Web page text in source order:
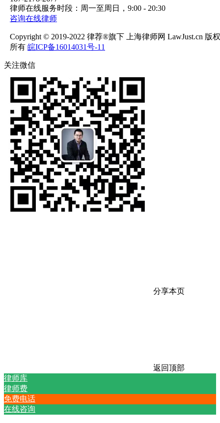
律师在线服务时段：周一至周日，9:00 - 20:30
咨询在线律师
Copyright © 2019-2022 律荐®旗下 上海律师网 LawJust.cn 版权
所有 皖ICP备16014031号-11
关注微信
分享本页
返回顶部
律师库
律师费
免费电话
在线咨询